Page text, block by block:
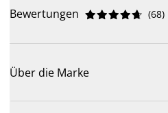
Bewertungen 




 (68)
Über die Marke